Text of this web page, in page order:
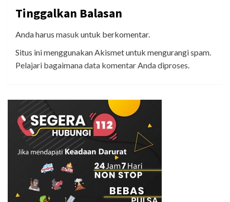
Tinggalkan Balasan
Anda harus masuk untuk berkomentar.
Situs ini menggunakan Akismet untuk mengurangi spam.
Pelajari bagaimana data komentar Anda diproses.